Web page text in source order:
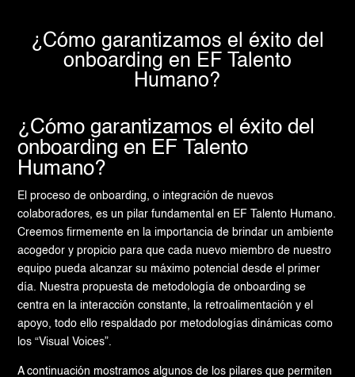
¿Cómo garantizamos el éxito del
onboarding en EF Talento
Humano?
¿Cómo garantizamos el éxito del
onboarding en EF Talento
Humano?
El proceso de onboarding, o integración de nuevos
colaboradores, es un pilar fundamental en EF Talento Humano.
Creemos firmemente en la importancia de brindar un ambiente
acogedor y propicio para que cada nuevo miembro de nuestro
equipo pueda alcanzar su máximo potencial desde el primer
día. Nuestra propuesta de metodología de onboarding se
centra en la interacción constante, la retroalimentación y el
apoyo, todo ello respaldado por metodologías dinámicas como
los “Visual Voices”.
A continuación mostramos algunos de los pilares que permiten